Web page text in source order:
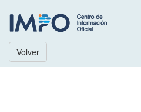
Volver